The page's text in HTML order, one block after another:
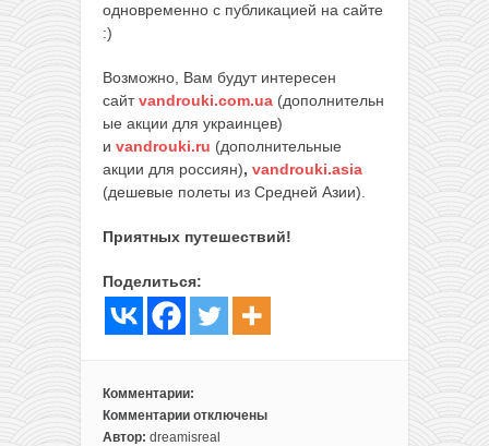
одновременно с публикацией на сайте
:)
Возможно, Вам будут интересен
сайтvandrouki.com.ua (дополнительн
ые акции для украинцев)
и vandrouki.ru (дополнительные
акции для россиян), vandrouki.asia
(дешевые полеты из Средней Азии).
Приятных путешествий!
Поделиться:
Комментарии:
Комментарии
к
отключены
Автор: dreamisreal